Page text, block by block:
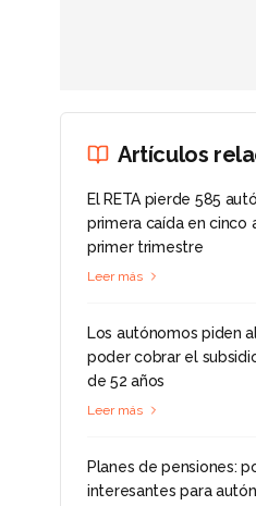
Artículos
El RETA pierde 585
primera caída en cinco
primer trimestre
Leer más
Los autónomos piden
poder cobrar el
de 52 años
Leer más
Planes de pensiones:
interesantes para